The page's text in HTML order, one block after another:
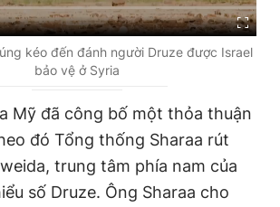
kéo đến đánh người Druze được Israel
bảo vệ ở Syria
Mỹ đã công bố một thỏa thuận
đó Tổng thống Sharaa rút
trung tâm phía nam của
số Druze. Ông Sharaa cho